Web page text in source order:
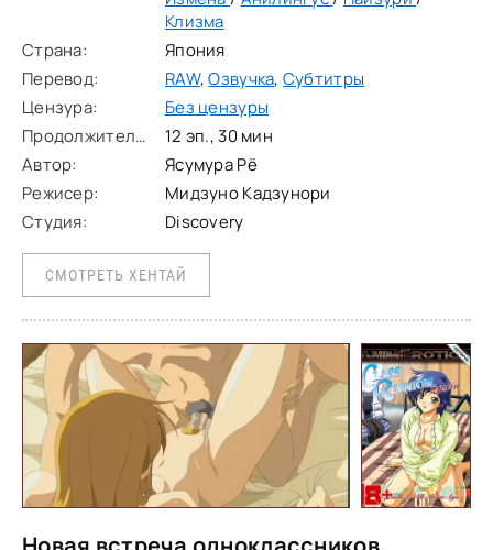
Клизма
Страна:
Япония
Перевод:
RAW,Озвучка, Субтитры
Цензура:
Без цензуры
Продолжительность:
12 эп., 30 мин
Автор:
Ясумура Рё
Режисер:
Мидзуно Кадзунори
Студия:
Discovery
СМОТРЕТЬ ХЕНТАЙ